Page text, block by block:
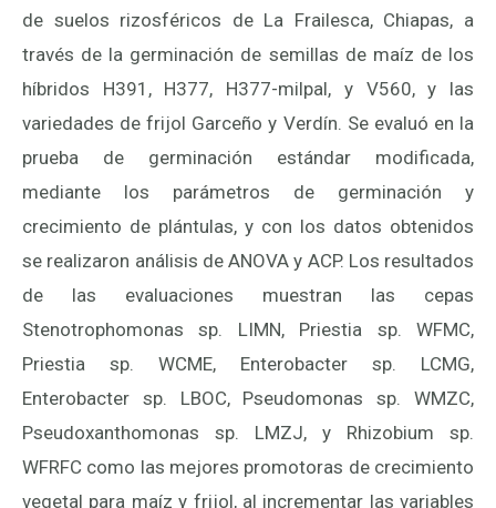
de suelos rizosféricos de La Frailesca, Chiapas, a
través de la germinación de semillas de maíz de los
híbridos H391, H377, H377-milpal, y V560, y las
variedades de frijol Garceño y Verdín. Se evaluó en la
prueba de germinación estándar modificada,
mediante los parámetros de germinación y
crecimiento de plántulas, y con los datos obtenidos
se realizaron análisis de ANOVA y ACP. Los resultados
de las evaluaciones muestran las cepas
Stenotrophomonas sp. LIMN, Priestia sp. WFMC,
Priestia sp. WCME, Enterobacter sp. LCMG,
Enterobacter sp. LBOC, Pseudomonas sp. WMZC,
Pseudoxanthomonas sp. LMZJ, y Rhizobium sp.
WFRFC como las mejores promotoras de crecimiento
vegetal para maíz y frijol, al incrementar las variables